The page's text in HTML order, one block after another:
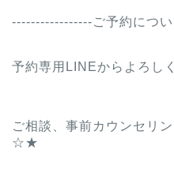
-----------------ご予約につ
予約専用LINEからよろし
ご相談、事前カウンセリ
☆★